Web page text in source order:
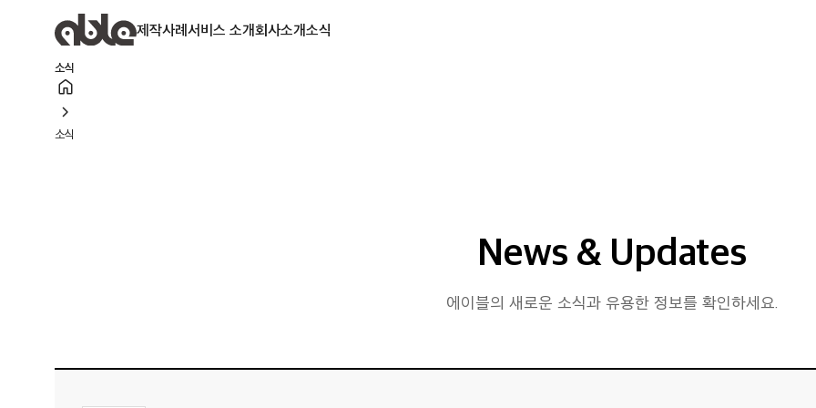
제작사례서비스 소개회사소개소식
소식
home
chevron_right
소식
News & Updates
에이블의 새로운 소식과 유용한 정보를 확인하세요.